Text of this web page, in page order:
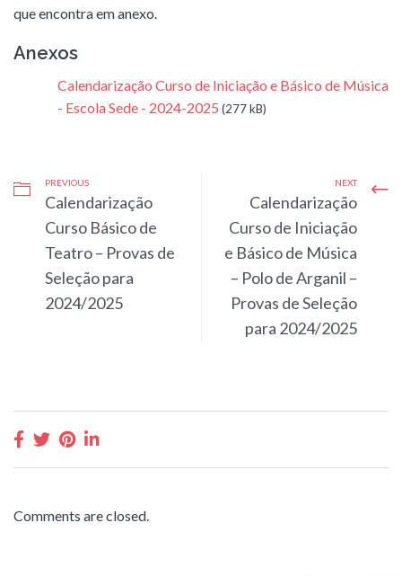
que encontra em anexo.
Anexos
Calendarização Curso de Iniciação e Básico de Música
- Escola Sede - 2024-2025 (277 kB)
PREVIOUS
Calendarização
Curso Básico de
Teatro – Provas de
Seleção para
2024/2025
NEXT
Calendarização
Curso de Iniciação
e Básico de Música
– Polo de Arganil –
Provas de Seleção
para 2024/2025
Comments are closed.